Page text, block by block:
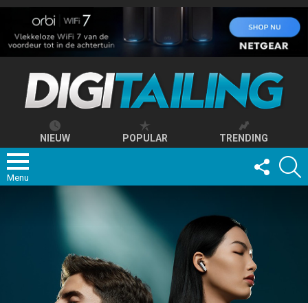
NIEUW POPULAR TRENDING
Menu
FOLLOW
US